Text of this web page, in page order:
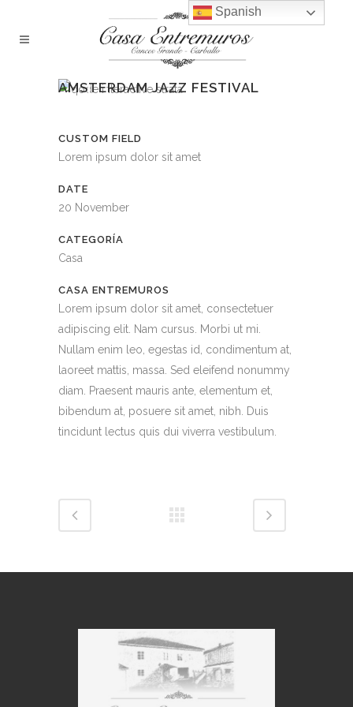
AMSTERDAM JAZZ FESTIVAL
CUSTOM FIELD
Lorem ipsum dolor sit amet
DATE
20 November
CATEGORÍA
Casa
CASA ENTREMUROS
Lorem ipsum dolor sit amet, consectetuer
adipiscing elit. Nam cursus. Morbi ut mi.
Nullam enim leo, egestas id, condimentum at,
laoreet mattis, massa. Sed eleifend nonummy
diam. Praesent mauris ante, elementum et,
bibendum at, posuere sit amet, nibh. Duis
tincidunt lectus quis dui viverra vestibulum.
Spanish